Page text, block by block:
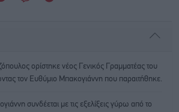
ορίστηκε νέος Γενικός Γραμματέας του
τον Ευθύμιο Μπακογιάννη που παραιτήθηκε.
συνδέεται με τις εξελίξεις γύρω από το